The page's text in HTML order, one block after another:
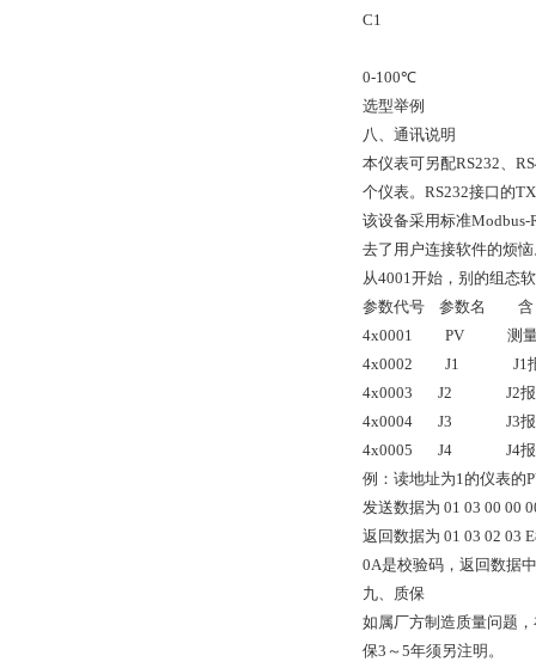
C1
0-100℃
选型举例
八、通讯说明
本仪表可另配RS232、
个仪表。RS232接口的
该设备采用标准
去了用户连接软件的烦
从4001开始，别的组态
参数代号 参数名
4x0001 PV 测量
4x0002 J1 J1报警
4x0003 J2 J2报警
4x0004 J3 J3报警
4x0005 J4 J4报警
例：读地址为1的仪表的
发送数据为 01 03 00 00
返回数据为 01 03 02 03
0A是校验码，返回数据
九、质保
如属厂方制造质量问题
保3～5年须另注明。